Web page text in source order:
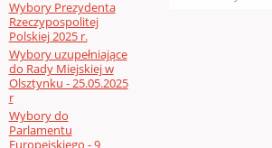
Wybory Prezydenta
Rzeczypospolitej
Polskiej 2025 r.
Wybory uzupełniające
do Rady Miejskiej w
Olsztynku - 25.05.2025
r
Wybory do
Parlamentu
Europejskiego - 9